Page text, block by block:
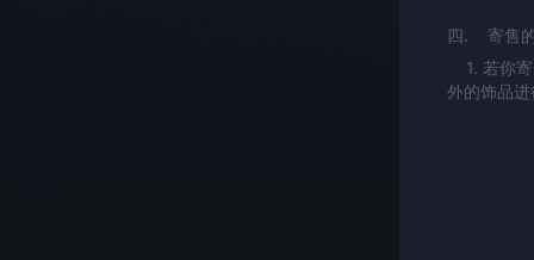
四. 寄售
1. 若你寄
外的饰品